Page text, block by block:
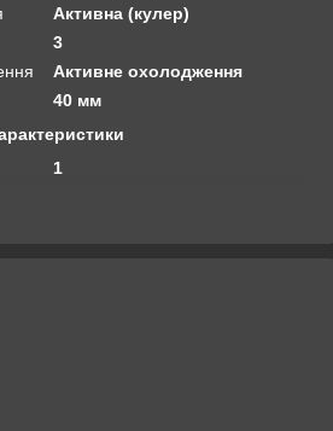
Активна (кулер)
3
Активне охолодження
40 мм
1